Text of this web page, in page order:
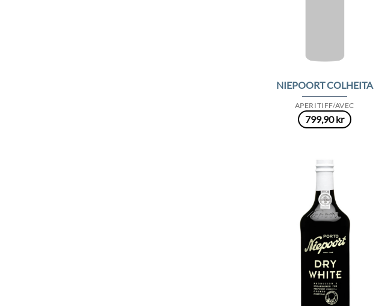
APERITIFF/AVEC
NIEPOORT COLHEITA
799,90kr